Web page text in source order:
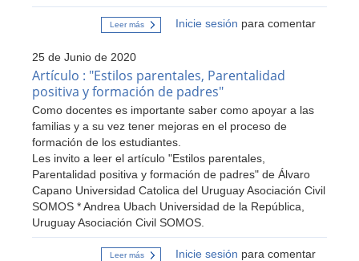
Leer más sobre
Priorización
escuelas,
una
a
la
contigencia.
Inicie sesión para comentar
25 de Junio de 2020
Artículo : "Estilos parentales, Parentalidad
positiva y formación de padres"
Como docentes es importante saber como apoyar a las
familias y a su vez tener mejoras en el proceso de
formación de los estudiantes.
Les invito a leer el artículo "Estilos parentales,
Parentalidad positiva y formación de padres" de Álvaro
Capano Universidad Catolica del Uruguay Asociación Civil
SOMOS * Andrea Ubach Universidad de la República,
Uruguay Asociación Civil SOMOS.
Leer más sobre
Inicie sesión para comentar